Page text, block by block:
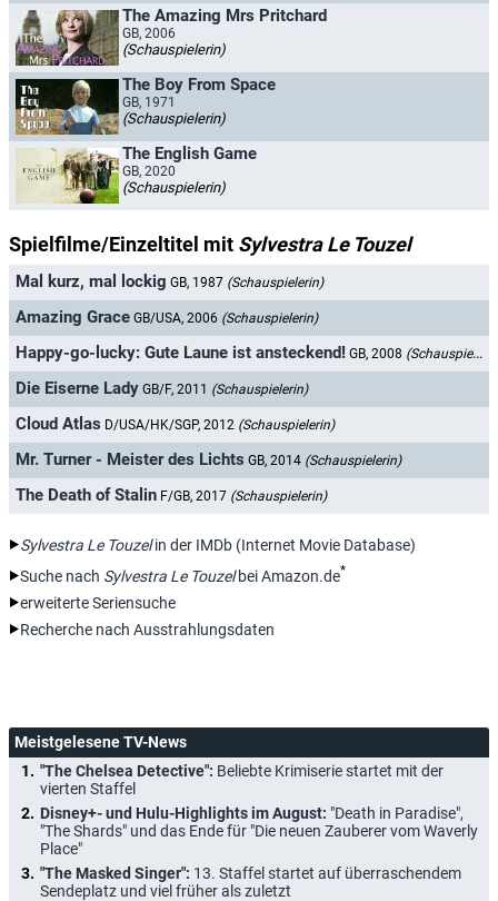
The Amazing Mrs Pritchard
GB, 2006
(Schauspielerin)
The Boy From Space
GB, 1971
(Schauspielerin)
The English Game
GB, 2020
(Schauspielerin)
Spielfilme/Einzeltitel mit Sylvestra Le Touzel
Mal kurz, mal lockig GB, 1987 (Schauspielerin)
Amazing Grace GB/USA, 2006 (Schauspielerin)
Happy-go-lucky: Gute Laune ist ansteckend! GB, 2008 (Schauspielerin)
Die Eiserne Lady GB/F, 2011 (Schauspielerin)
Cloud Atlas D/USA/HK/SGP, 2012 (Schauspielerin)
Mr. Turner - Meister des Lichts GB, 2014 (Schauspielerin)
The Death of Stalin F/GB, 2017 (Schauspielerin)
Sylvestra Le Touzelin der IMDb (Internet Movie Database)
Suche nach Sylvestra Le Touzelbei Amazon.de*
erweiterte Seriensuche
Recherche nach Ausstrahlungsdaten
Meistgelesene TV-News
"The Chelsea Detective": Beliebte Krimiserie startet mit der
vierten Staffel
Disney+- und Hulu-Highlights im August: "Death in Paradise",
"The Shards" und das Ende für "Die neuen Zauberer vom Waverly
Place"
"The Masked Singer": 13. Staffel startet auf überraschendem
Sendeplatz und viel früher als zuletzt